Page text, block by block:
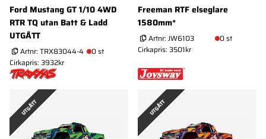
Ford Mustang GT 1/10 4WD
RTR TQ utan Batt & Ladd
UTGÅTT
Artnr: TRX83044-4
0 st
Cirkapris: 3932kr
Freeman RTF elseglare
1580mm*
Artnr: JW6103
0 st
Cirkapris: 3501kr
UTGÅTT UTGÅTT